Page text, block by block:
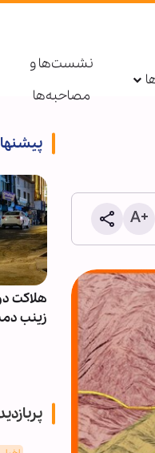
نشست‌ها و
مصاحبه‌ها
لبنان پس
با
هلاکت
زینب